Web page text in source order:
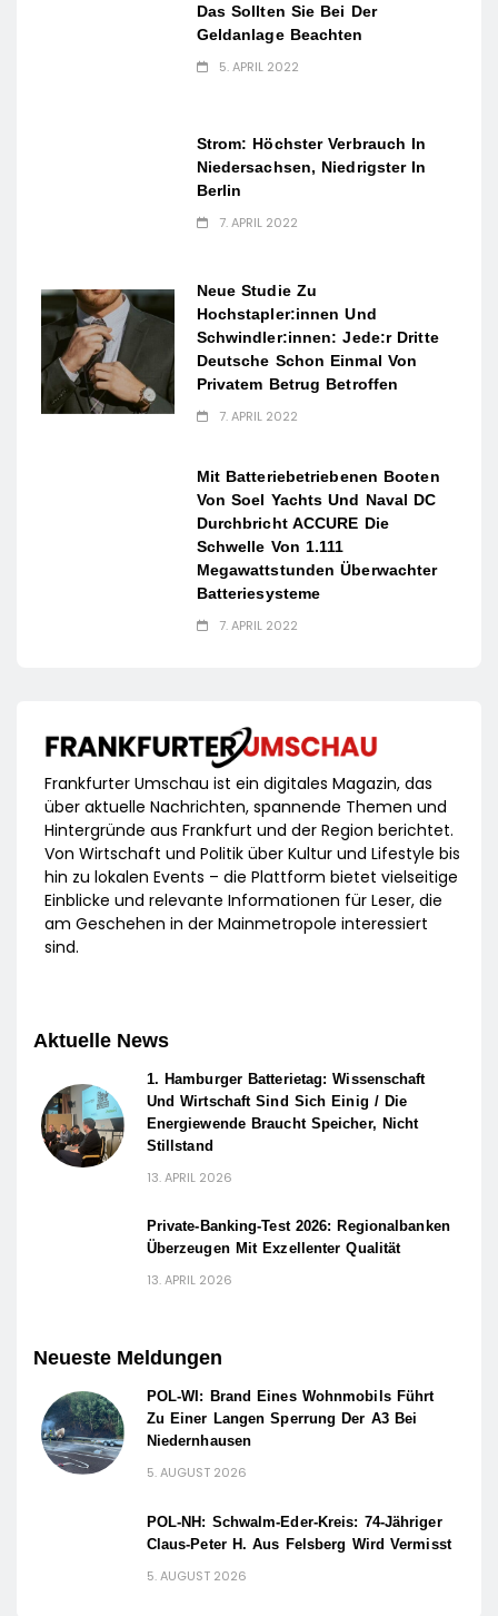
Das Sollten Sie Bei Der
Geldanlage Beachten
5. APRIL 2022
Strom: Höchster Verbrauch In
Niedersachsen, Niedrigster In
Berlin
7. APRIL 2022
Neue Studie Zu
Hochstapler:innen Und
Schwindler:innen: Jede:r Dritte
Deutsche Schon Einmal Von
Privatem Betrug Betroffen
7. APRIL 2022
Mit Batteriebetriebenen Booten
Von Soel Yachts Und Naval DC
Durchbricht ACCURE Die
Schwelle Von 1.111
Megawattstunden Überwachter
Batteriesysteme
7. APRIL 2022
Frankfurter Umschau ist ein digitales Magazin, das
über aktuelle Nachrichten, spannende Themen und
Hintergründe aus Frankfurt und der Region berichtet.
Von Wirtschaft und Politik über Kultur und Lifestyle bis
hin zu lokalen Events – die Plattform bietet vielseitige
Einblicke und relevante Informationen für Leser, die
am Geschehen in der Mainmetropole interessiert
sind.
Aktuelle News
1. Hamburger Batterietag: Wissenschaft
Und Wirtschaft Sind Sich Einig / Die
Energiewende Braucht Speicher, Nicht
Stillstand
13. APRIL 2026
Private-Banking-Test 2026: Regionalbanken
Überzeugen Mit Exzellenter Qualität
13. APRIL 2026
Neueste Meldungen
POL-WI: Brand Eines Wohnmobils Führt
Zu Einer Langen Sperrung Der A3 Bei
Niedernhausen
5. AUGUST 2026
POL-NH: Schwalm-Eder-Kreis: 74-Jähriger
Claus-Peter H. Aus Felsberg Wird Vermisst
5. AUGUST 2026